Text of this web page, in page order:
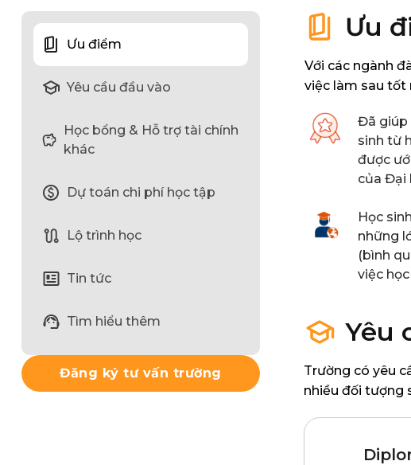
Ưu điểm
Yêu cầu đầu vào
Học bổng & Hỗ trợ tài chính
khác
Dự toán chi phí học tập
Lộ trình học
Tin tức
Tìm hiểu thêm
Đăng ký tư vấn trường
Ưu
Với các ngành
việc làm sau tốt
Đã giúp
sinh từ
được
của Đại
Học
những
(bình
việc
Yêu
Trường có yêu
nhiều đối tượng